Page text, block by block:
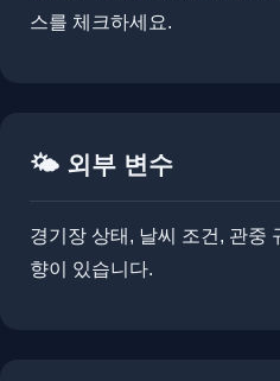
스를 체크하세요.
🌤️ 외부 변수
경기장 상태, 날씨 조건, 관중
향이 있습니다.